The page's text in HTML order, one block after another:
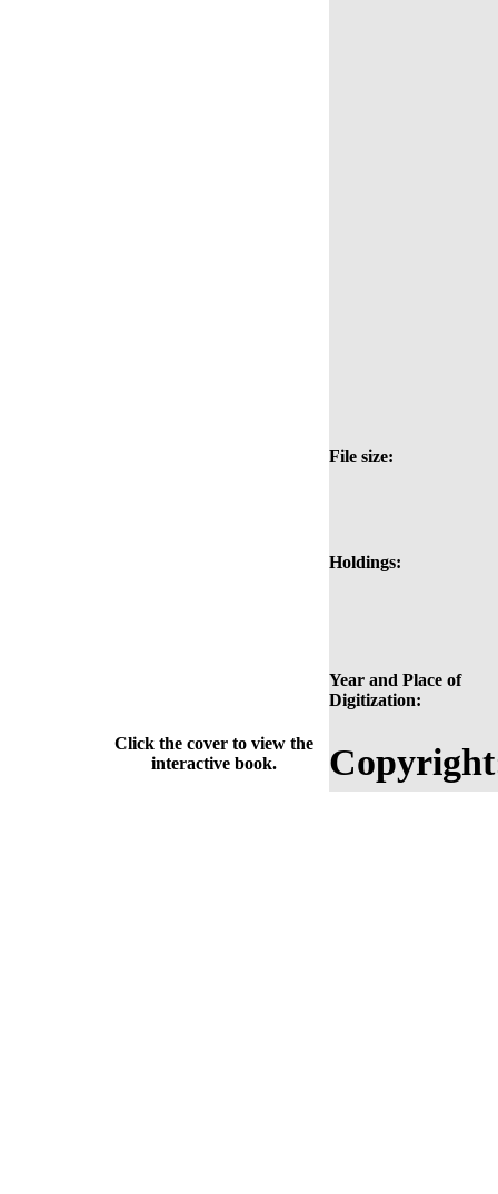
File size:
Holdings:
Year and Place of
Digitization:
Click the cover to view the
interactive book.